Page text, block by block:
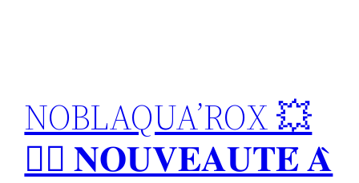
NOBLAQUA’ROX 💥
🏋️‍♂️ 𝐍𝐎𝐔𝐕𝐄𝐀𝐔𝐓𝐄́ 𝐀̀